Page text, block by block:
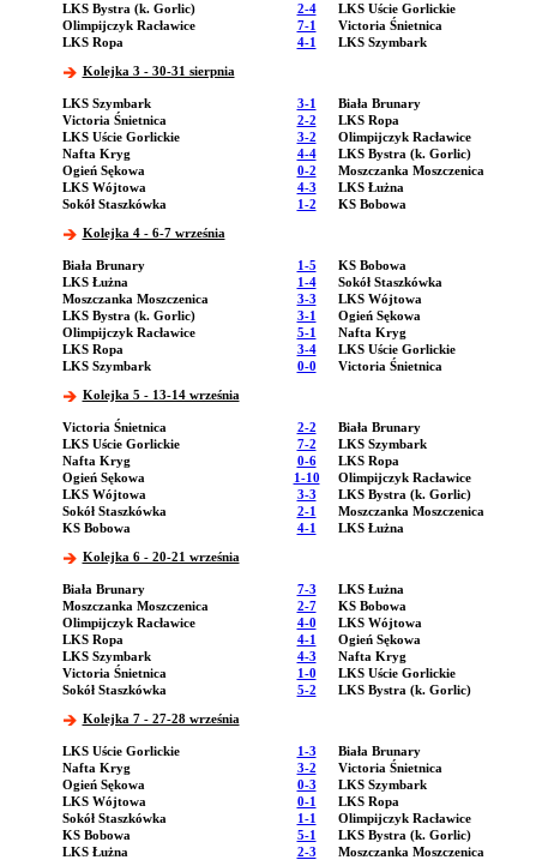
LKS Bystra (k. Gorlic)
2-4 LKS Uście Gorlickie
Olimpijczyk Racławice
7-1 Victoria Śnietnica
LKS Ropa
4-1 LKS Szymbark
Kolejka 3 - 30-31 sierpnia
LKS Szymbark 3-1 Biała Brunary
Victoria Śnietnica
2-2 LKS Ropa
LKS Uście Gorlickie
3-2 Olimpijczyk Racławice
Nafta Kryg
4-4 LKS Bystra (k. Gorlic)
Ogień Sękowa
0-2 Moszczanka Moszczenica
LKS Wójtowa
4-3 LKS Łużna
Sokół Staszkówka
1-2 KS Bobowa
Kolejka 4 - 6-7 września
Biała Brunary 1-5 KS Bobowa
LKS Łużna
1-4 Sokół Staszkówka
Moszczanka Moszczenica
3-3 LKS Wójtowa
LKS Bystra (k. Gorlic)
3-1 Ogień Sękowa
Olimpijczyk Racławice
5-1 Nafta Kryg
LKS Ropa
3-4 LKS Uście Gorlickie
LKS Szymbark
0-0 Victoria Śnietnica
Kolejka 5 - 13-14 września
Victoria Śnietnica 2-2 Biała Brunary
LKS Uście Gorlickie
7-2 LKS Szymbark
Nafta Kryg
0-6 LKS Ropa
Ogień Sękowa
1-10 Olimpijczyk Racławice
LKS Wójtowa
3-3 LKS Bystra (k. Gorlic)
Sokół Staszkówka
2-1 Moszczanka Moszczenica
KS Bobowa
4-1 LKS Łużna
Kolejka 6 - 20-21 września
Biała Brunary 7-3 LKS Łużna
Moszczanka Moszczenica
2-7 KS Bobowa
Olimpijczyk Racławice
4-0 LKS Wójtowa
LKS Ropa
4-1 Ogień Sękowa
LKS Szymbark
4-3 Nafta Kryg
Victoria Śnietnica
1-0 LKS Uście Gorlickie
Sokół Staszkówka
5-2 LKS Bystra (k. Gorlic)
Kolejka 7 - 27-28 września
LKS Uście Gorlickie 1-3 Biała Brunary
Nafta Kryg
3-2 Victoria Śnietnica
Ogień Sękowa
0-3 LKS Szymbark
LKS Wójtowa
0-1 LKS Ropa
Sokół Staszkówka
1-1 Olimpijczyk Racławice
KS Bobowa
5-1 LKS Bystra (k. Gorlic)
LKS Łużna
2-3 Moszczanka Moszczenica